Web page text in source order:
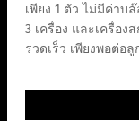
เพียง 1 ตัว ไม่มีค่าบ
3 เครื่อง และเครื่อง
รวดเร็ว เพียงพอต่อ